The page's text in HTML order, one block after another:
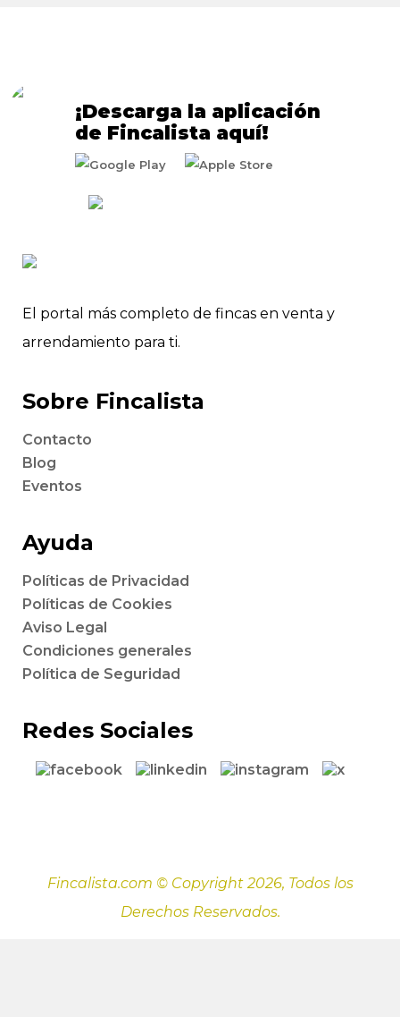
El portal más completo de fincas en venta y
arrendamiento para ti.
Sobre Fincalista
Contacto
Blog
Eventos
Ayuda
Políticas de Privacidad
Políticas de Cookies
Aviso Legal
Condiciones generales
Política de Seguridad
Redes Sociales
¡Descarga la aplicación
de Fincalista aquí!
Fincalista.com © Copyright 2026, Todos los
Derechos Reservados.